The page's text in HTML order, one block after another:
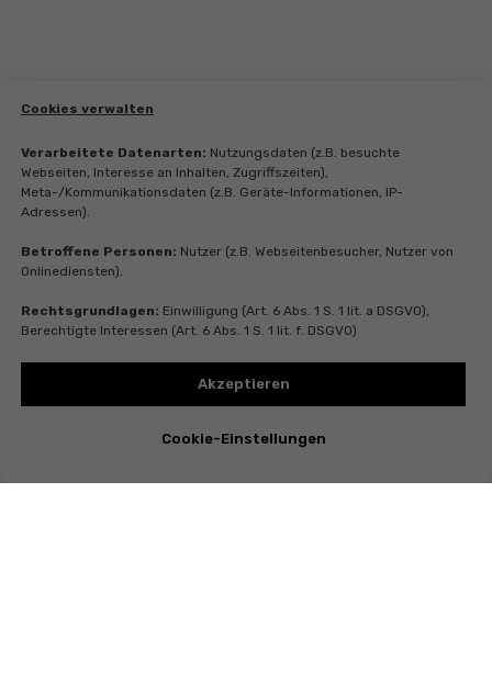
Cookies verwalten
Verarbeitete Datenarten: Nutzungsdaten (z.B. besuchte
Webseiten, Interesse an Inhalten, Zugriffszeiten),
Meta-/Kommunikationsdaten (z.B. Geräte-Informationen, IP-
Adressen).
Betroffene Personen: Nutzer (z.B. Webseitenbesucher, Nutzer von
Onlinediensten).
Rechtsgrundlagen: Einwilligung (Art. 6 Abs. 1 S. 1 lit. a DSGVO),
Berechtigte Interessen (Art. 6 Abs. 1 S. 1 lit. f. DSGVO)
Akzeptieren
Cookie-Einstellungen